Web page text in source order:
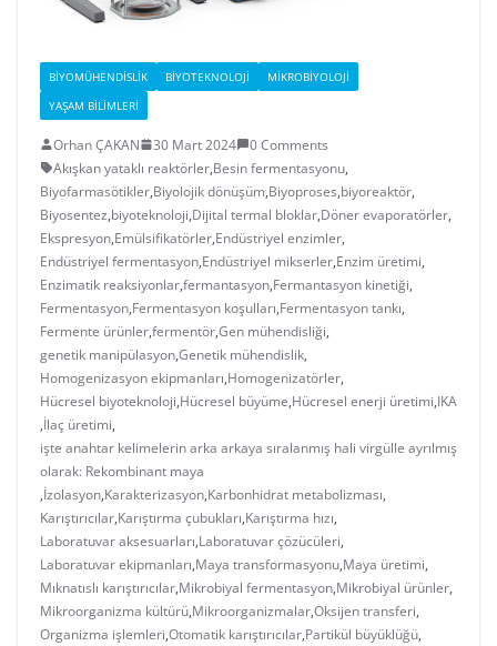
BIYOMÜHENDISLIK BIYOTEKNOLOJI
MIKROBIYOLOJI
YAŞAM BILIMLERI
Orhan ÇAKAN 30 Mart 2024
0 Comments
Akışkan yataklı reaktörler,Besin fermentasyonu,
Biyofarmasötikler,Biyolojik dönüşüm,Biyoproses,biyoreaktör,
Biyosentez,biyoteknoloji,Dijital termal bloklar,Döner evaporatörler,
Ekspresyon,Emülsifikatörler,Endüstriyel enzimler,
Endüstriyel fermentasyon,Endüstriyel mikserler,Enzim üretimi,
Enzimatik reaksiyonlar,fermantasyon,Fermantasyon kinetiği,
Fermentasyon,Fermentasyon koşulları,Fermentasyon tankı,
Fermente ürünler,fermentör,Gen mühendisliği,
genetik manipülasyon,Genetik mühendislik,
Homogenizasyon ekipmanları,Homogenizatörler,
Hücresel biyoteknoloji,Hücresel büyüme,Hücresel enerji üretimi,IKA
,İlaç üretimi,
işte anahtar kelimelerin arka arkaya sıralanmış hali virgülle ayrılmış
olarak: Rekombinant maya
,İzolasyon,Karakterizasyon,Karbonhidrat metabolizması,
Karıştırıcılar,Karıştırma çubukları,Karıştırma hızı,
Laboratuvar aksesuarları,Laboratuvar çözücüleri,
Laboratuvar ekipmanları,Maya transformasyonu,Maya üretimi,
Mıknatıslı karıştırıcılar,Mikrobiyal fermentasyon,Mikrobiyal ürünler,
Mikroorganizma kültürü,Mikroorganizmalar,Oksijen transferi,
Organizma işlemleri,Otomatik karıştırıcılar,Partikül büyüklüğü,